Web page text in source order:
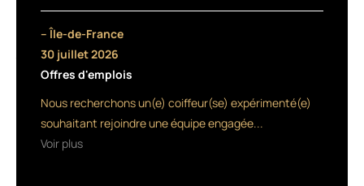
marque,
moitié.
Comme
– Île-de-France
30 juillet 2026
Offres d'emplois
Nous recherchons un(e) coiffeur(se) expérimenté(e)
souhaitant rejoindre une équipe engagée...
Voir plus